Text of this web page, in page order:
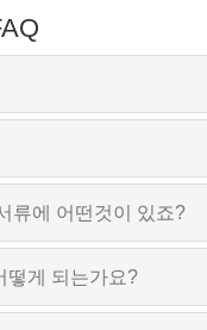
류에 어떤것이 있죠?
떻게 되는가요?